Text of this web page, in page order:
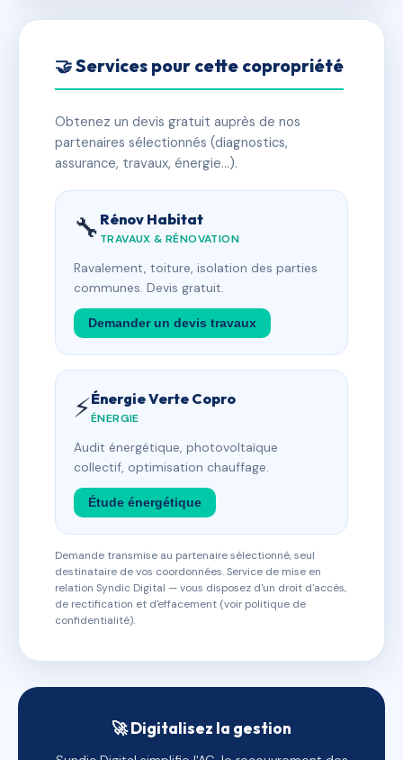
🤝 Services pour cette copropriété
Obtenez un devis gratuit auprès de nos
partenaires sélectionnés (diagnostics,
assurance, travaux, énergie…).
🔧 Rénov Habitat
TRAVAUX & RÉNOVATION
Ravalement, toiture, isolation des parties
communes. Devis gratuit.
Demander un devis travaux
⚡Énergie Verte Copro
ÉNERGIE
Audit énergétique, photovoltaïque
collectif, optimisation chauffage.
Étude énergétique
Demande transmise au partenaire sélectionné, seul
destinataire de vos coordonnées. Service de mise en
relation Syndic Digital — vous disposez d'un droit d'accès,
de rectification et d'effacement (voir politique de
confidentialité).
🚀 Digitalisez la gestion